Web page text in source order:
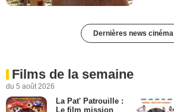
Dernières news cinéma
Films de la semaine
du 5 août 2026
La Pat' Patrouille :
Le film mission